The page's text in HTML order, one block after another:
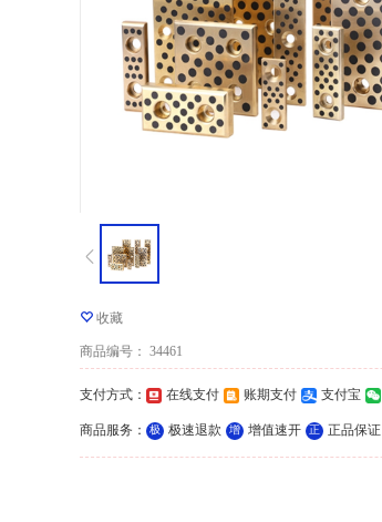
收藏
商品编号 ： 34461
支付方式 ： 在线支付 账期支付 支付宝
商品服务 ： 极 极速退款 增 增值速开 正 正品保证